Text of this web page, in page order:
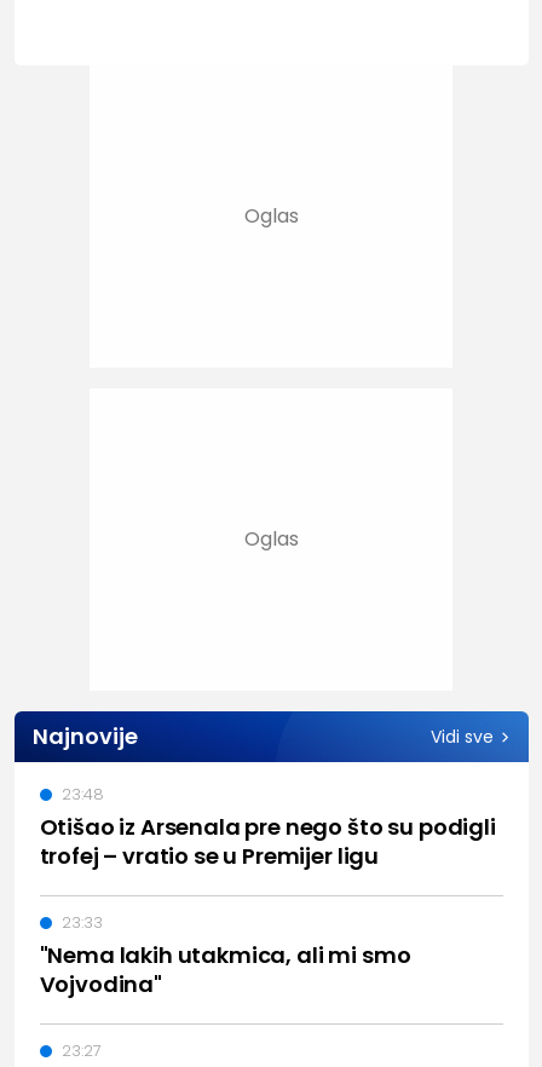
Najnovije Vidi sve
Otišao iz Arsenala pre nego što su podigli
trofej – vratio se u Premijer ligu
23:48
"Nema lakih utakmica, ali mi smo
Vojvodina"
23:33
23:27